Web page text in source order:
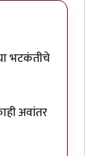
भटकंतीचे
अवांतर